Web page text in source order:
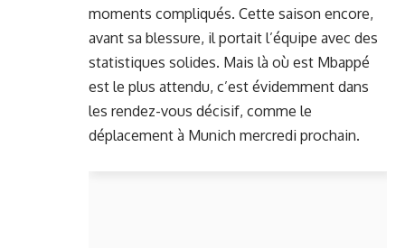
moments compliqués. Cette saison encore,
avant sa blessure, il portait l’équipe avec des
statistiques solides. Mais là où est Mbappé
est le plus attendu, c’est évidemment dans
les rendez-vous décisif, comme le
déplacement à Munich mercredi prochain.